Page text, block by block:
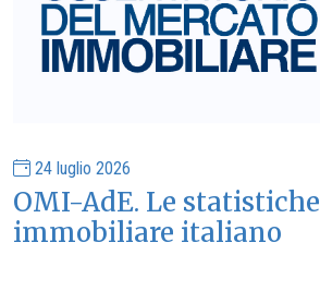
24 luglio 2026
OMI-AdE. Le
immobiliare italiano